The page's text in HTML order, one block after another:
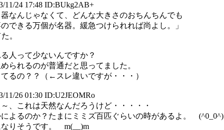
11/24 17:48 ID:BUkg2AB+
器なんじゃなくて、どんな大きさのおちんちんでも
できる万個が名器。緩急つけられれば尚よし。」
。
人って少ないんですか？
られるのが普通だと思ってました。
るの？？（←スレ違いですが・・・）
11/26 01:30 ID:U2JEOMRo
、これは天然なんだろうけど・・・・・
よるのか？たまにミミズ百匹ぐらいの時があるよ。 (^0_0^)
りそうです。 m(__)m